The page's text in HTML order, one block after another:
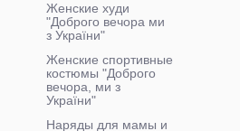
Женские худи
"Доброго вечора ми
з України"
Женские спортивные
костюмы "Доброго
вечора, ми з
України"
Наряды для мамы и